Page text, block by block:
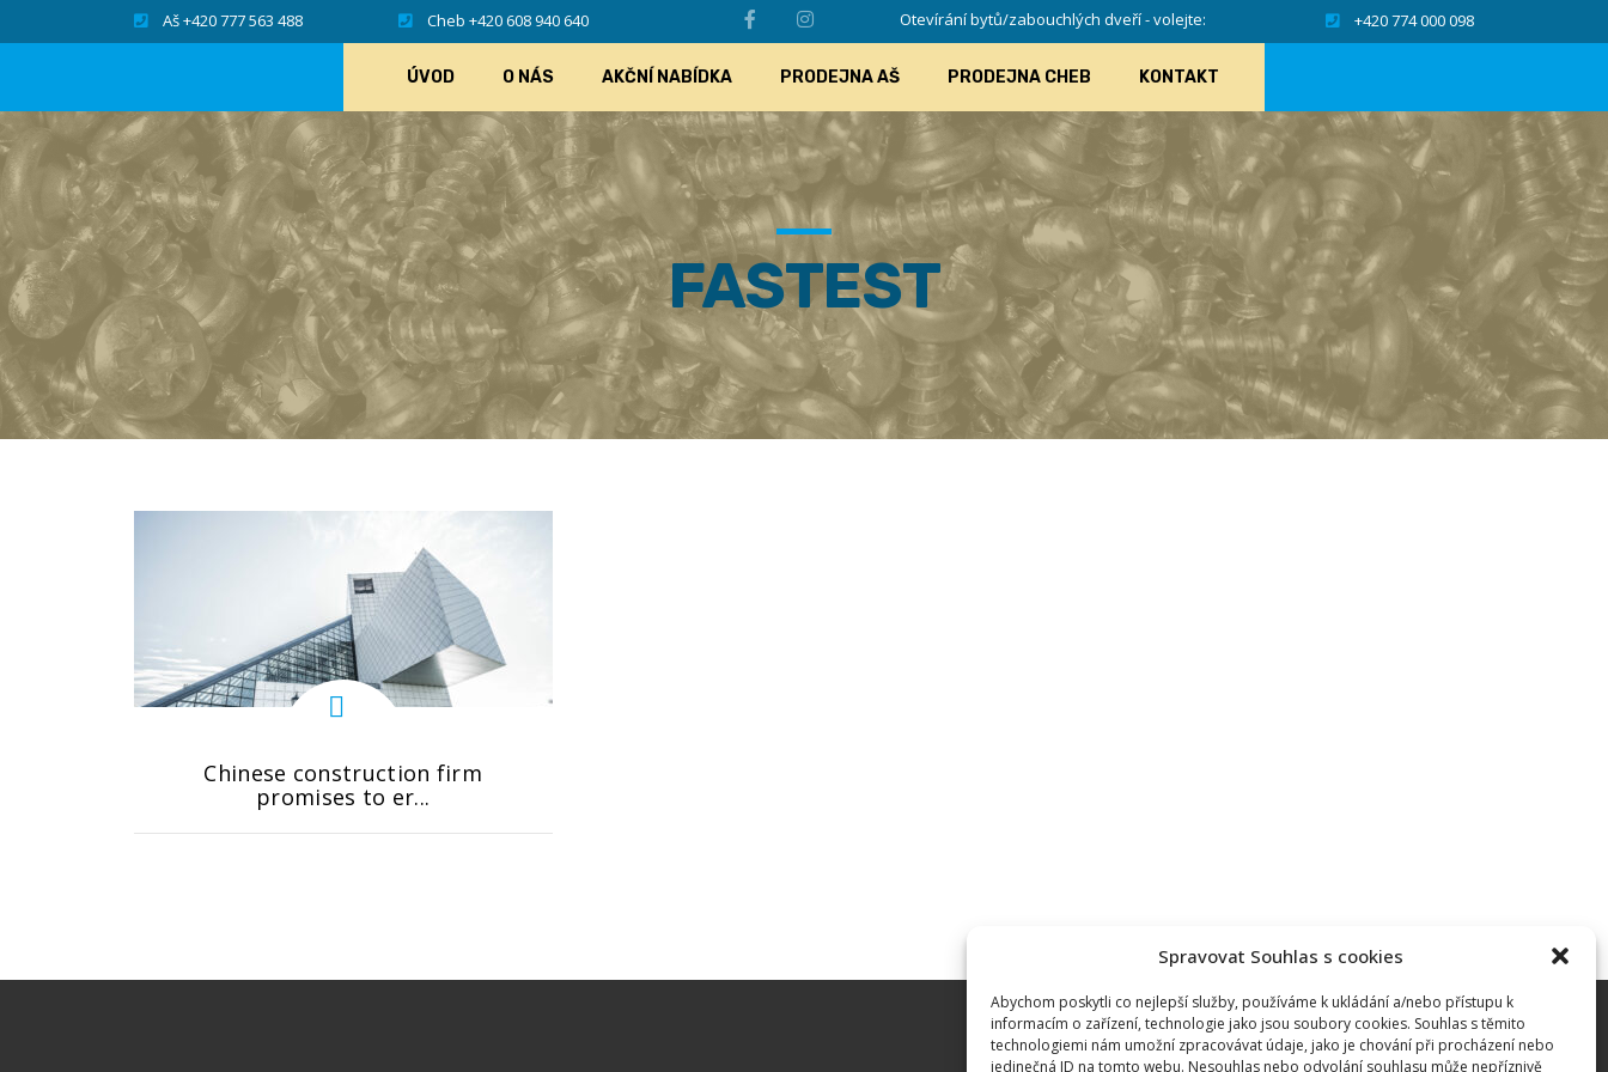
Spravovat Souhlas s cookies
Abychom poskytli co nejlepší služby, používáme k ukládání a/nebo přístupu k
informacím o zařízení, technologie jako jsou soubory cookies. Souhlas s těmito
technologiemi nám umožní zpracovávat údaje, jako je chování při procházení nebo
jedinečná ID na tomto webu. Nesouhlas nebo odvolání souhlasu může nepříznivě
Aš +420 777 563 488 Cheb +420 608 940 640 Otevírání bytů/zabouchlých dveří - volejte: +420 774 000 098
ÚVOD O NÁS AKČNÍ NABÍDKA PRODEJNA AŠ PRODEJNA CHEB KONTAKT
FASTEST
Chinese construction firm
promises to er...